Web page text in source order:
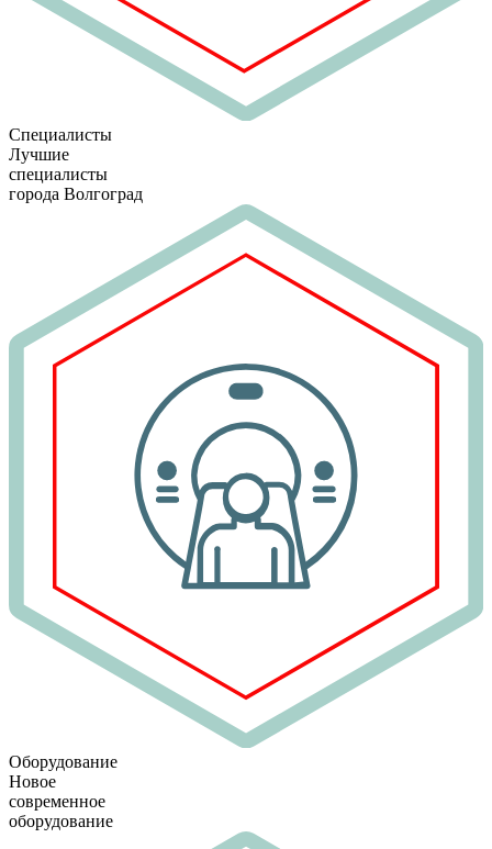
Специалисты
Лучшие
специалисты
города Волгоград
Оборудование
Новое
современное
оборудование